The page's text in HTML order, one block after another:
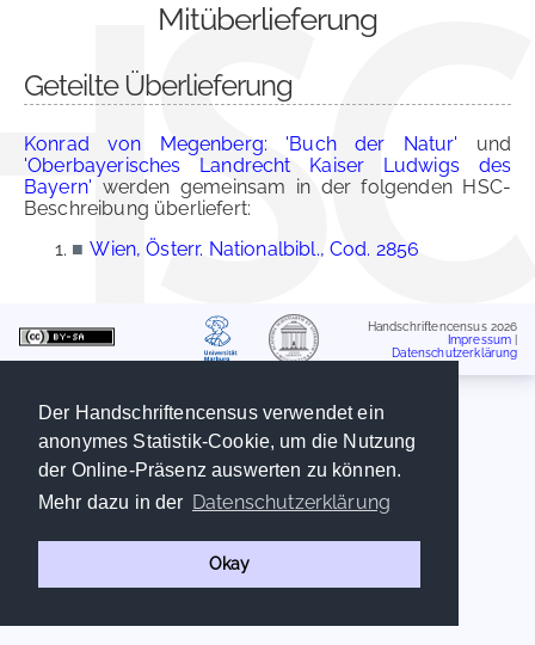
Der Handschriftencensus verwendet ein
anonymes Statistik-Cookie, um die Nutzung
der Online-Präsenz auswerten zu können.
Mehr dazu in der Datenschutzerklärung
Okay
Mitüberlieferung
Geteilte Überlieferung
Konrad von Megenberg: 'Buch der Natur' und
'Oberbayerisches Landrecht Kaiser Ludwigs des
Bayern' werden gemeinsam in der folgenden HSC-
Beschreibung überliefert:
■ Wien, Österr. Nationalbibl., Cod. 2856
Handschriftencensus 2026
Impressum
Datenschutzerklärung